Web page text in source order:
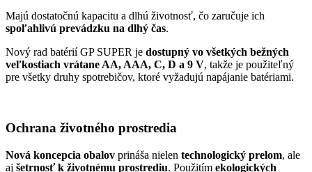
Majú dostatočnú kapacitu a dlhú životnosť, čo zaručuje ich
spoľahlivú prevádzku na dlhý čas.
Nový rad batérií GP SUPER je dostupný vo všetkých bežných
veľkostiach vrátane AA, AAA, C, D a 9 V, takže je použiteľný
pre všetky druhy spotrebičov, ktoré vyžadujú napájanie batériami.
Ochrana životného prostredia
Nová koncepcia obalov prináša nielen technologický prelom, ale
aj šetrnosť k životnému prostrediu. Použitím ekologických